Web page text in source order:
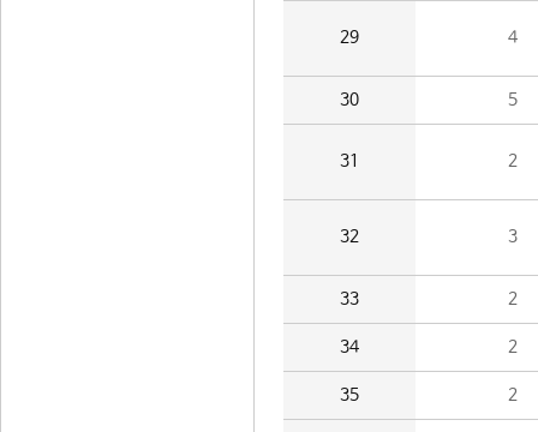
29 4
30 5
31 2
32 3
33 2
34 2
35 2